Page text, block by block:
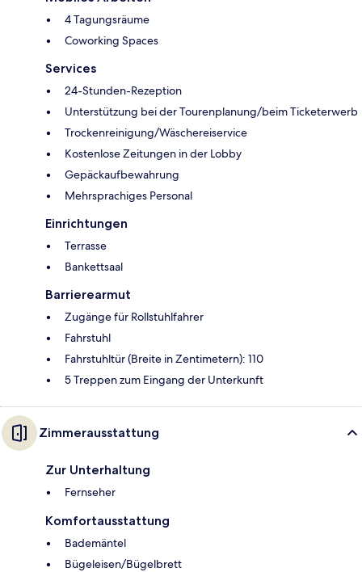
4 Tagungsräume
Coworking Spaces
Services
24-Stunden-Rezeption
Unterstützung bei der Tourenplanung/beim Ticketerwerb
Trockenreinigung/Wäschereiservice
Kostenlose Zeitungen in der Lobby
Gepäckaufbewahrung
Mehrsprachiges Personal
Einrichtungen
Terrasse
Bankettsaal
Barrierearmut
Zugänge für Rollstuhlfahrer
Fahrstuhl
Fahrstuhltür (Breite in Zentimetern): 110
5 Treppen zum Eingang der Unterkunft
Zimmerausstattung
Zur Unterhaltung
Fernseher
Komfortausstattung
Bademäntel
Bügeleisen/Bügelbrett